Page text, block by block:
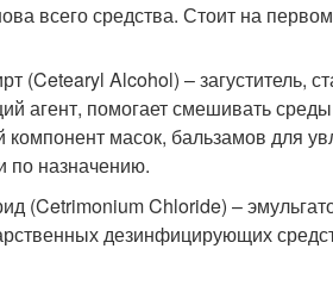
всего средства. Стоит на
(Cetearyl Alcohol) – загуститель,
агент, помогает смешивать
компонент масок, бальзамов для
по назначению.
(Cetrimonium Chloride) –
дезинфицирующих